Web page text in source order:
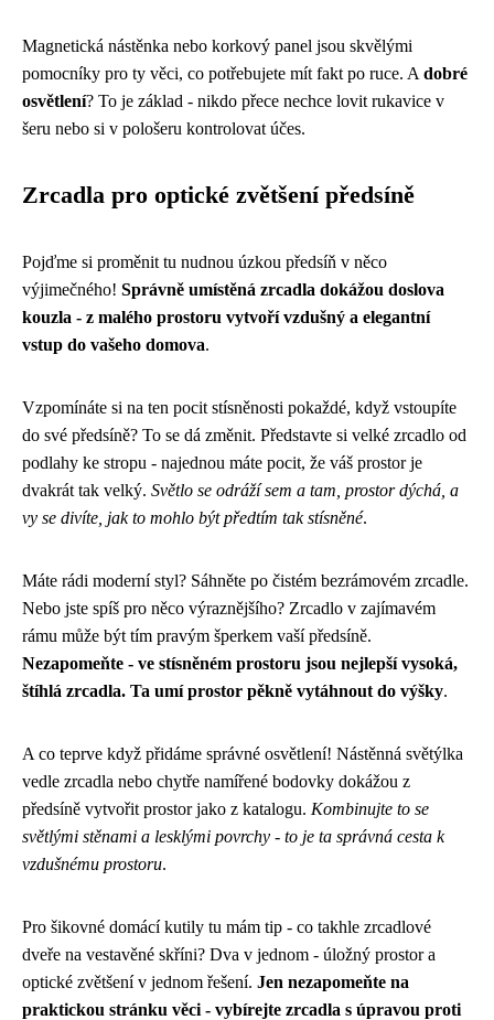
Magnetická nástěnka nebo korkový panel jsou skvělými
pomocníky pro ty věci, co potřebujete mít fakt po ruce. A dobré
osvětlení? To je základ - nikdo přece nechce lovit rukavice v
šeru nebo si v pološeru kontrolovat účes.
Zrcadla pro optické zvětšení předsíně
Pojďme si proměnit tu nudnou úzkou předsíň v něco
výjimečného! Správně umístěná zrcadla dokážou doslova
kouzla - z malého prostoru vytvoří vzdušný a elegantní
vstup do vašeho domova.
Vzpomínáte si na ten pocit stísněnosti pokaždé, když vstoupíte
do své předsíně? To se dá změnit. Představte si velké zrcadlo od
podlahy ke stropu - najednou máte pocit, že váš prostor je
dvakrát tak velký. Světlo se odráží sem a tam, prostor dýchá, a
vy se divíte, jak to mohlo být předtím tak stísněné.
Máte rádi moderní styl? Sáhněte po čistém bezrámovém zrcadle.
Nebo jste spíš pro něco výraznějšího? Zrcadlo v zajímavém
rámu může být tím pravým šperkem vaší předsíně.
Nezapomeňte - ve stísněném prostoru jsou nejlepší vysoká,
štíhlá zrcadla. Ta umí prostor pěkně vytáhnout do výšky.
A co teprve když přidáme správné osvětlení! Nástěnná světýlka
vedle zrcadla nebo chytře namířené bodovky dokážou z
předsíně vytvořit prostor jako z katalogu. Kombinujte to se
světlými stěnami a lesklými povrchy - to je ta správná cesta k
vzdušnému prostoru.
Pro šikovné domácí kutily tu mám tip - co takhle zrcadlové
dveře na vestavěné skříni? Dva v jednom - úložný prostor a
optické zvětšení v jednom řešení. Jen nezapomeňte na
praktickou stránku věci - vybírejte zrcadla s úpravou proti